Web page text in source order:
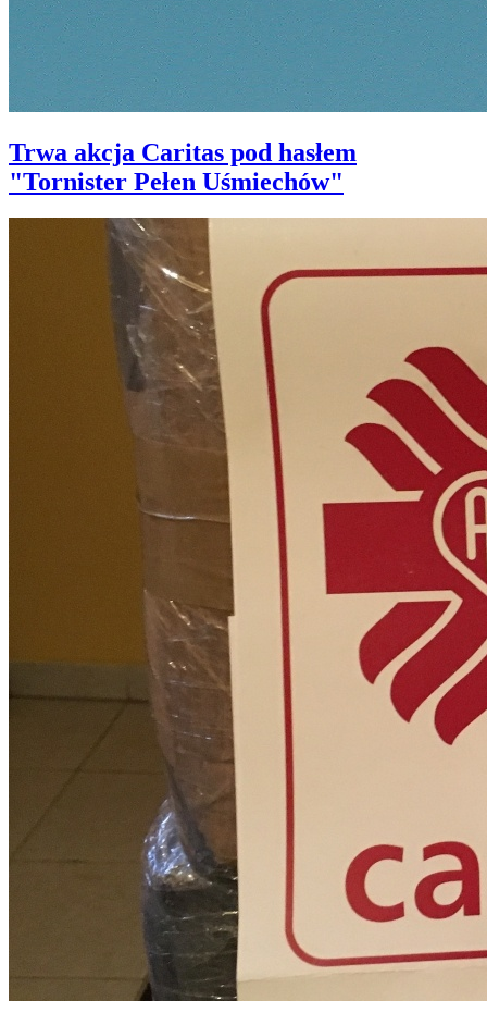
Trwa akcja Caritas pod hasłem
"Tornister Pełen Uśmiechów"